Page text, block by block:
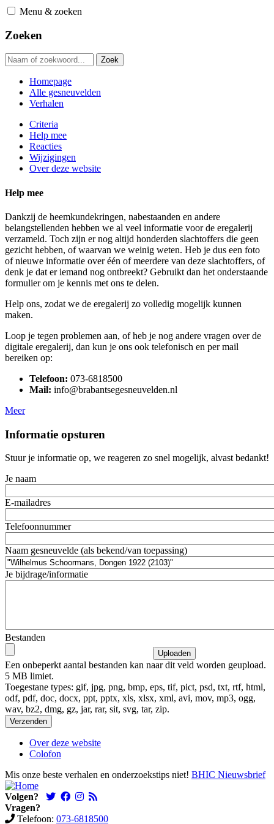
Ga
hoofdnavigatie
Menu & zoeken
Zoeken
Homepage
Alle gesneuvelden
Verhalen
Criteria
Help mee
Reacties
Wijzigingen
Over deze website
Help mee
Dankzij de heemkundekringen, nabestaanden en andere
belangstellenden hebben we al veel informatie voor de eregalerij
verzameld. Toch zijn er nog altijd honderden slachtoffers die geen
gezicht hebben, of waarvan we weinig weten. Heb je dus een foto
of nieuwe informatie over één of meerdere van deze slachtoffers, of
denk je dat er iemand nog ontbreekt? Gebruikt dan het onderstaande
formulier om je kennis met ons te delen.
Help ons, zodat we de eregalerij zo volledig mogelijk kunnen
maken.
Loop je tegen problemen aan, of heb je nog andere vragen over de
digitale eregalerij, dan kun je ons ook telefonisch en per mail
bereiken op:
Telefoon: 073-6818500
Mail: info@brabantsegesneuvelden.nl
Meer
Informatie opsturen
Stuur je informatie op, we reageren zo snel mogelijk, alvast bedankt!
Je naam
E-mailadres
Telefoonnummer
Naam gesneuvelde (als bekend/van toepassing)
Je bijdrage/informatie
Bestanden
Een onbeperkt aantal bestanden kan naar dit veld worden geupload.
5 MB limiet.
Toegestane types: gif, jpg, png, bmp, eps, tif, pict, psd, txt, rtf, html,
odf, pdf, doc, docx, ppt, pptx, xls, xlsx, xml, avi, mov, mp3, ogg,
wav, bz2, dmg, gz, jar, rar, sit, svg, tar, zip.
Over deze website
Colofon
Mis onze beste verhalen en onderzoekstips niet! BHIC Nieuwsbrief
Volgen?
Vragen?
Telefoon: 073-6818500